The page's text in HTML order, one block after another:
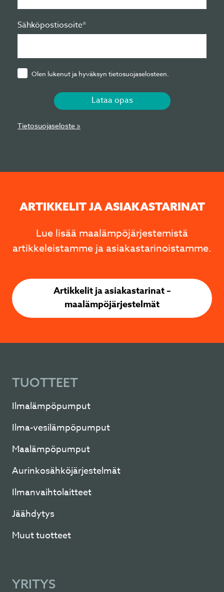
Sähköpostiosoite*
Olen lukenut ja hyväksyn tietosuojaselosteen.
Lataa opas
Tietosuojaseloste »
ARTIKKELIT JA ASIA­KAS­TA­RI­NAT
Lue lisää maalämpöjärjestemistä
artikkeleistamme ja asiakastarinoistamme.
Artikkelit ja asiakastarinat –
maalämpöjärjestelmät
TUOTTEET
Ilmalämpöpumput
Ilma-vesilämpöpumput
Maalämpöpumput
Aurinkosähköjärjestelmät
Ilmanvaihtolaitteet
Jäähdytys
Muut tuotteet
YRITYS